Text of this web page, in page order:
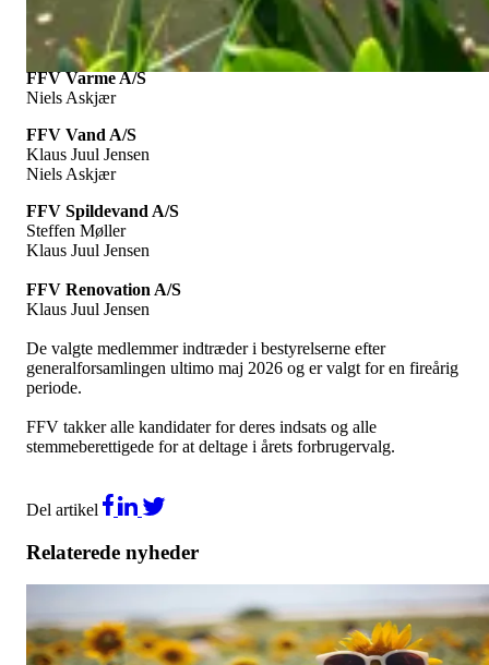
Nedenstående kandidater er valgt som forbrugervalgte
bestyrelsesmedlemmer:
FFV Varme A/S
Niels Askjær
FFV Vand A/S
Klaus Juul Jensen
Niels Askjær
FFV Spildevand A/S
Steffen Møller
Klaus Juul Jensen
FFV Renovation A/S
Klaus Juul Jensen
De valgte medlemmer indtræder i bestyrelserne efter
generalforsamlingen ultimo maj 2026 og er valgt for en fireårig
periode.
FFV takker alle kandidater for deres indsats og alle
stemmeberettigede for at deltage i årets forbrugervalg.
Del artikel
Relaterede nyheder